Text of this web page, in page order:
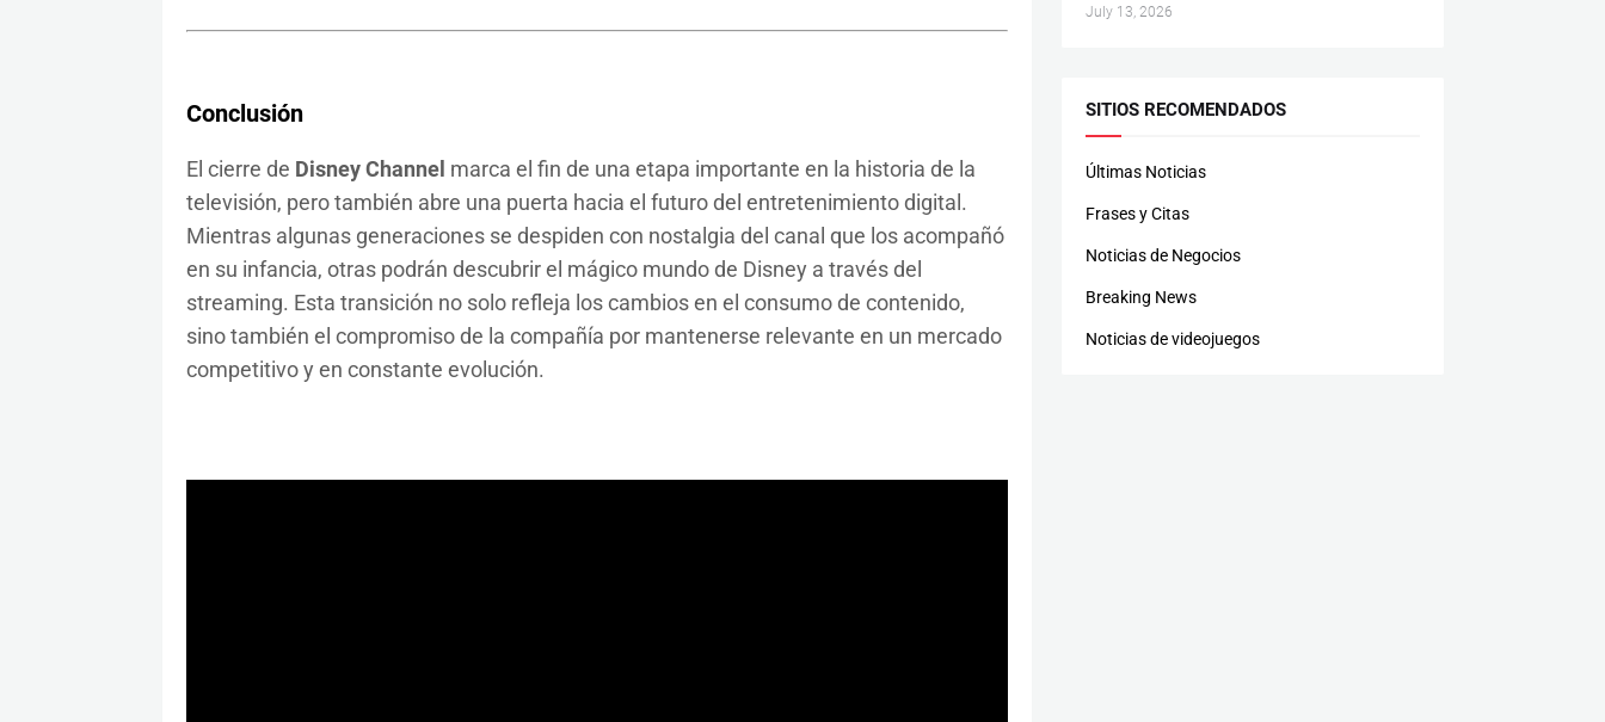
Conclusión
El cierre de Disney Channel marca el fin de una etapa importante en la historia de la
televisión, pero también abre una puerta hacia el futuro del entretenimiento digital.
Mientras algunas generaciones se despiden con nostalgia del canal que los acompañó
en su infancia, otras podrán descubrir el mágico mundo de Disney a través del
streaming. Esta transición no solo refleja los cambios en el consumo de contenido,
sino también el compromiso de la compañía por mantenerse relevante en un mercado
competitivo y en constante evolución.
July 13, 2026
SITIOS RECOMENDADOS
Últimas Noticias
Frases y Citas
Noticias de Negocios
Breaking News
Noticias de videojuegos